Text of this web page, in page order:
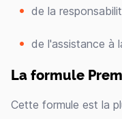
de la
de l'assistance à
La formule
Cette formule est la